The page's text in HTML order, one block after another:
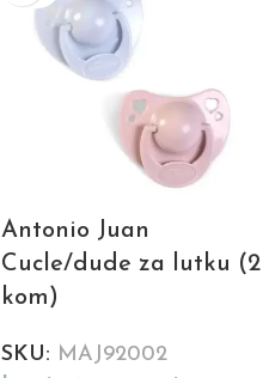
Antonio Juan
Cucle/dude za lutku (2
kom)
SKU: MAJ92002